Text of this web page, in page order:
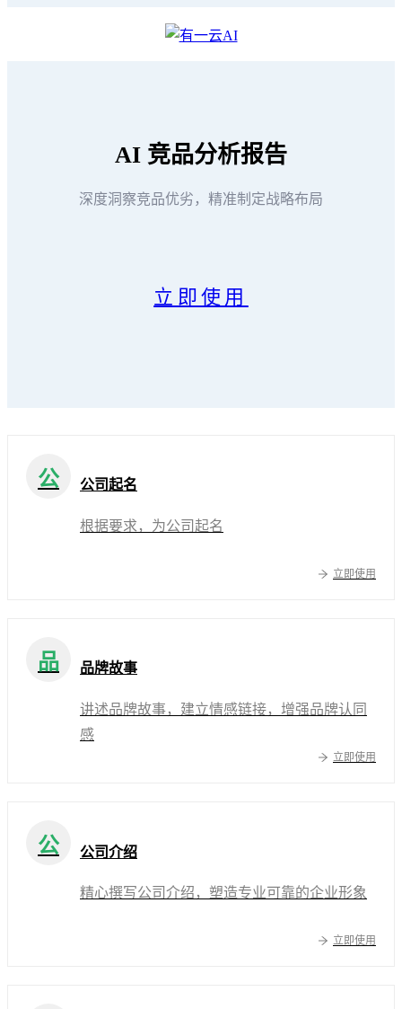
AI 竞品分析报告
深度洞察竞品优劣，精准制定战略布局
立即使用
公 公司起名
根据要求，为公司起名
立即使用
品 品牌故事
讲述品牌故事，建立情感链接，增强品牌认同
感
立即使用
公 公司介绍
精心撰写公司介绍，塑造专业可靠的企业形象
立即使用